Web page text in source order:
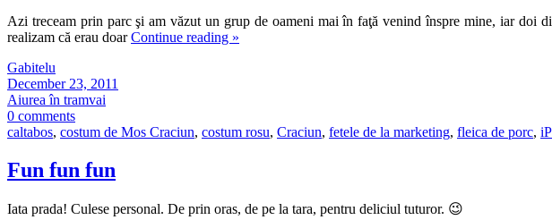
Azi treceam prin parc şi am văzut un grup de oameni mai în faţă venind înspre mine, iar
realizam că erau doarContinue reading »
Gabitelu
December 23, 2011
Aiurea în tramvai
0 comments
caltabos, costum de Mos Craciun, costum rosu, Craciun, fetele de la marketing, fleica de porc,
Fun fun fun
Iata prada! Culese personal. De prin oras, de pe la tara, pentru deliciul tuturor. 😉